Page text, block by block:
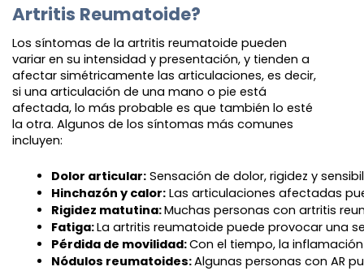
Artritis Reumatoide?
Los síntomas de la artritis reumatoide pueden
variar en su intensidad y presentación, y tienden a
afectar simétricamente las articulaciones, es decir,
si una articulación de una mano o pie está
afectada, lo más probable es que también lo esté
la otra. Algunos de los síntomas más comunes
incluyen:
Dolor articular: Sensación de dolor, rigidez y
Hinchazón y calor: Las articulaciones afectadas
Rigidez matutina: Muchas personas con artritis
Fatiga: La artritis reumatoide puede provocar una
Pérdida de movilidad: Con el tiempo, la
Nódulos reumatoides: Algunas personas con AR